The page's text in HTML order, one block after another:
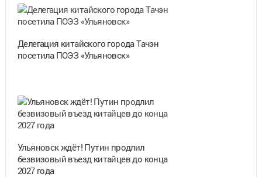
Делегация китайского города Тачэн
посетила ПОЭЗ «Ульяновск»
Ульяновск ждёт! Путин продлил
безвизовый въезд китайцев до конца
2027 года